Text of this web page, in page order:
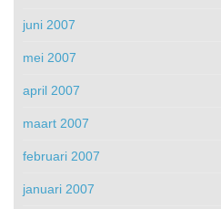
juni 2007
mei 2007
april 2007
maart 2007
februari 2007
januari 2007